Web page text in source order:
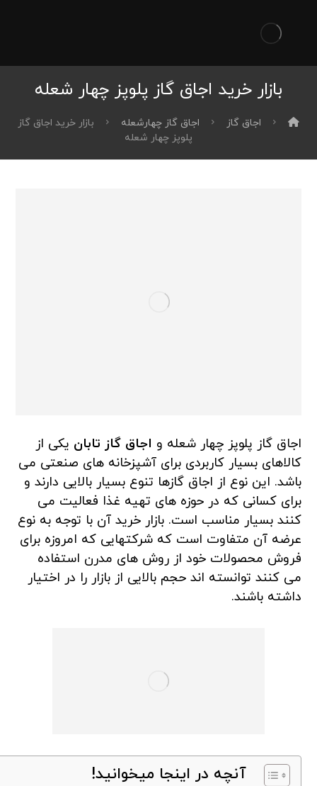
بازار خرید اجاق گاز پلوپز چهار شعله
اجاق گاز اجاق گاز چهارشعله
بازار خرید اجاق گاز
پلوپز چهار شعله
اجاق گاز پلوپز چهار شعله و اجاق گاز تابان یکی از
کالاهای بسیار کاربردی برای آشپزخانه های صنعتی می
باشد. این نوع از اجاق گازها تنوع بسیار بالایی دارند و
برای کسانی که در حوزه های تهیه غذا فعالیت می
کنند بسیار مناسب است. بازار خرید آن با توجه به نوع
عرضه آن متفاوت است که شرکتهایی که امروزه برای
فروش محصولات خود از روش های مدرن استفاده
می کنند توانسته اند حجم بالایی از بازار را در اختیار
داشته باشند.
آنچه در اینجا میخوانید!